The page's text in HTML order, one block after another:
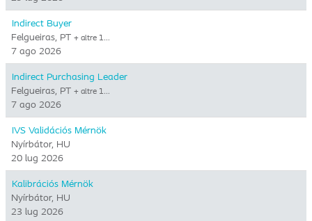
Indirect Buyer
Felgueiras, PT + altre 1…
7 ago 2026
Indirect Purchasing Leader
Felgueiras, PT + altre 1…
7 ago 2026
IVS Validációs Mérnök
Nyírbátor, HU
20 lug 2026
Kalibrációs Mérnök
Nyírbátor, HU
23 lug 2026